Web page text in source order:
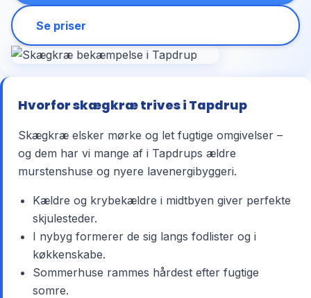
Se priser
Hvorfor skægkræ trives i Tapdrup
Skægkræ elsker mørke og let fugtige omgivelser –
og dem har vi mange af i Tapdrups ældre
murstenshuse og nyere lavenergibyggeri.
Kældre og krybekældre i midtbyen giver perfekte
skjulesteder.
I nybyg formerer de sig langs fodlister og i
køkkenskabe.
Sommerhuse rammes hårdest efter fugtige
somre.